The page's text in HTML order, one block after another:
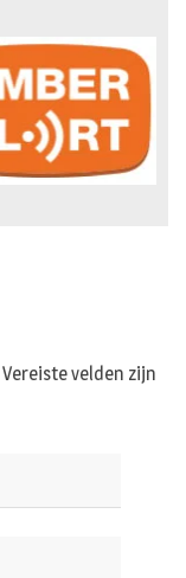
Vereiste velden zijn